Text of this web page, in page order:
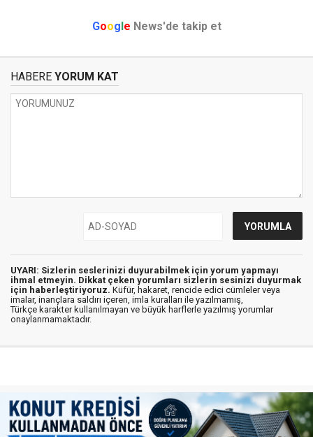
Google News'de takip et
HABERE YORUM KAT
UYARI: Sizlerin seslerinizi duyurabilmek için yorum yapmayı
ihmal etmeyin. Dikkat çeken yorumları sizlerin sesinizi duyurmak
için haberleştiriyoruz. Küfür, hakaret, rencide edici cümleler veya
imalar, inançlara saldırı içeren, imla kuralları ile yazılmamış,
Türkçe karakter kullanılmayan ve büyük harflerle yazılmış yorumlar
onaylanmamaktadır.